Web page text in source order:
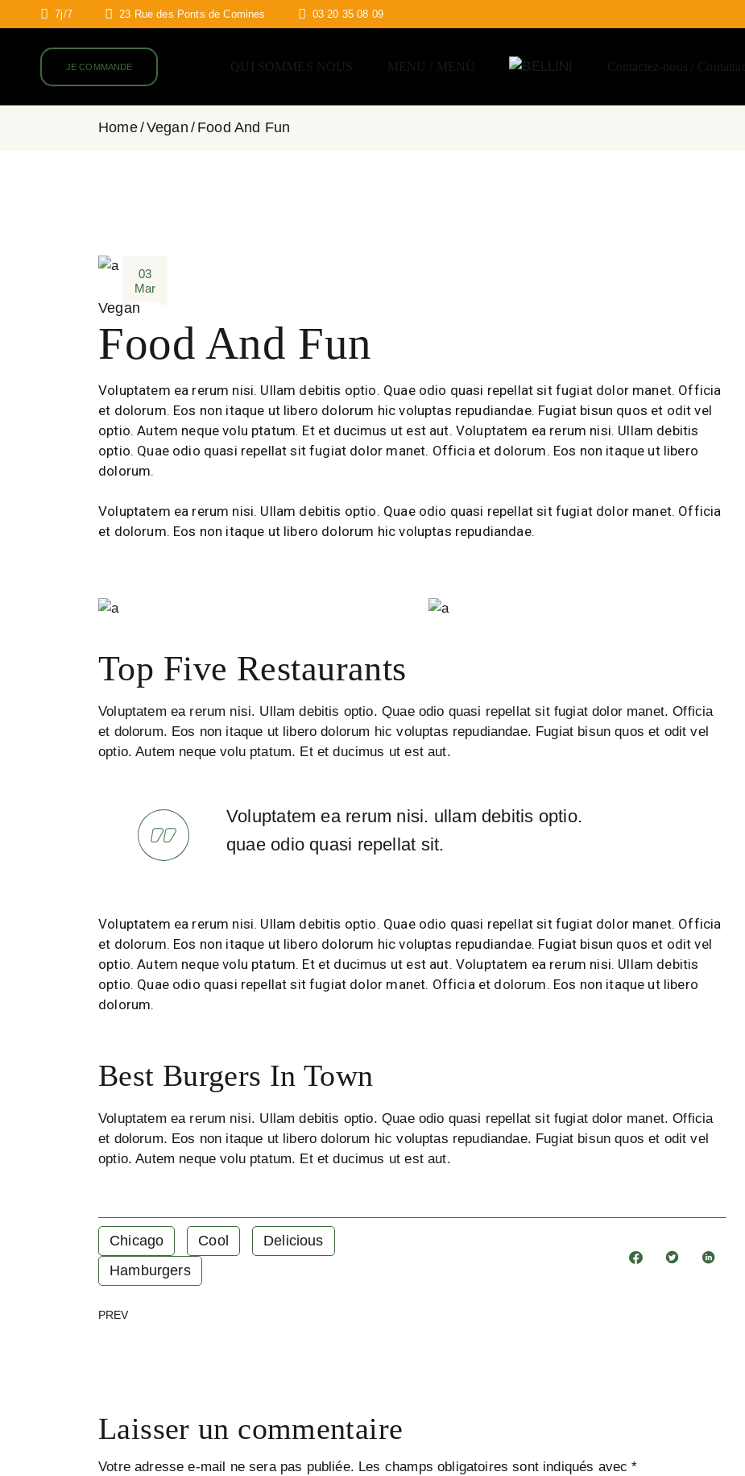
7j/7 23 Rue des Ponts de Comines 03 20 35 08 09
JE COMMANDE QUI SOMMES NOUS MENU / MENÙ Contactez-nous / Contattaci
Home Vegan Food And Fun
03
Mar
Vegan
Food And Fun
Voluptatem ea rerum nisi. Ullam debitis optio. Quae odio quasi repellat sit fugiat dolor manet. Officia
et dolorum. Eos non itaque ut libero dolorum hic voluptas repudiandae. Fugiat bisun quos et odit vel
optio. Autem neque volu ptatum. Et et ducimus ut est aut. Voluptatem ea rerum nisi. Ullam debitis
optio. Quae odio quasi repellat sit fugiat dolor manet. Officia et dolorum. Eos non itaque ut libero
dolorum.
Voluptatem ea rerum nisi. Ullam debitis optio. Quae odio quasi repellat sit fugiat dolor manet. Officia
et dolorum. Eos non itaque ut libero dolorum hic voluptas repudiandae.
Top Five Restaurants
Voluptatem ea rerum nisi. Ullam debitis optio. Quae odio quasi repellat sit fugiat dolor manet. Officia
et dolorum. Eos non itaque ut libero dolorum hic voluptas repudiandae. Fugiat bisun quos et odit vel
optio. Autem neque volu ptatum. Et et ducimus ut est aut.
Voluptatem ea rerum nisi. ullam debitis optio.
quae odio quasi repellat sit.
Voluptatem ea rerum nisi. Ullam debitis optio. Quae odio quasi repellat sit fugiat dolor manet. Officia
et dolorum. Eos non itaque ut libero dolorum hic voluptas repudiandae. Fugiat bisun quos et odit vel
optio. Autem neque volu ptatum. Et et ducimus ut est aut. Voluptatem ea rerum nisi. Ullam debitis
optio. Quae odio quasi repellat sit fugiat dolor manet. Officia et dolorum. Eos non itaque ut libero
dolorum.
Best Burgers In Town
Voluptatem ea rerum nisi. Ullam debitis optio. Quae odio quasi repellat sit fugiat dolor manet. Officia
et dolorum. Eos non itaque ut libero dolorum hic voluptas repudiandae. Fugiat bisun quos et odit vel
optio. Autem neque volu ptatum. Et et ducimus ut est aut.
Chicago Cool
Delicious
Hamburgers
PREV
Laisser un commentaire
Votre adresse e-mail ne sera pas publiée. Les champs obligatoires sont indiqués avec*